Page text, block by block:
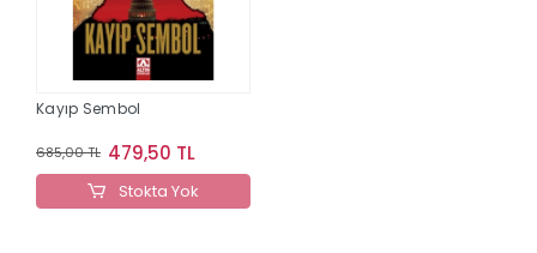
Kayıp Sembol
685,00 TL 479,50 TL
Stokta Yok